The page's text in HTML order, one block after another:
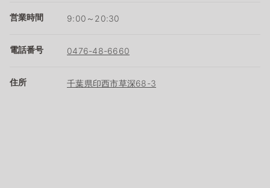
営業時間 9:00～20:30
電話番号 0476-48-6660
住所 千葉県印西市草深68-3